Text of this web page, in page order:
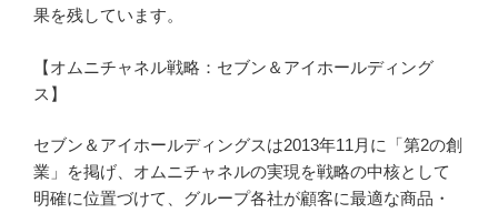
果を残しています。
【オムニチャネル戦略：セブン＆アイホールディング
ス】
セブン＆アイホールディングスは2013年11月に「第2の創
業」を掲げ、オムニチャネルの実現を戦略の中核として
明確に位置づけて、グループ各社が顧客に最適な商品・